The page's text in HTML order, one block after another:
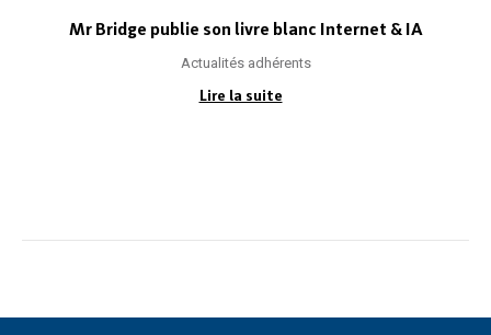
Mr Bridge publie son livre blanc Internet & IA
Actualités adhérents
Lire la suite